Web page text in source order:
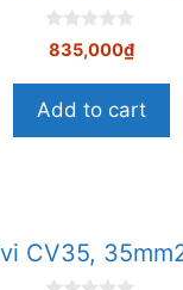
0
n
à
5
835,000₫
Add to cart
CV35,